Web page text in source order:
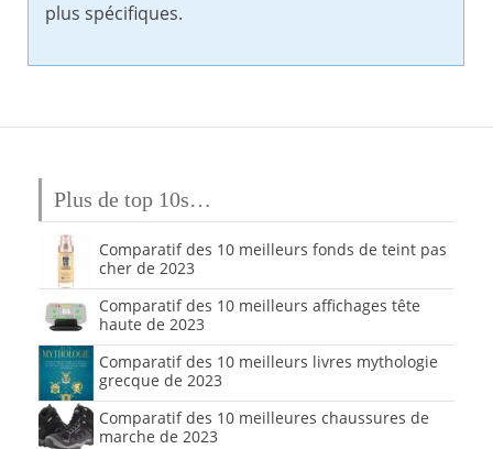
plus spécifiques.
Plus de top 10s…
Comparatif des 10 meilleurs fonds de teint pas
cher de 2023
Comparatif des 10 meilleurs affichages tête
haute de 2023
Comparatif des 10 meilleurs livres mythologie
grecque de 2023
Comparatif des 10 meilleures chaussures de
marche de 2023